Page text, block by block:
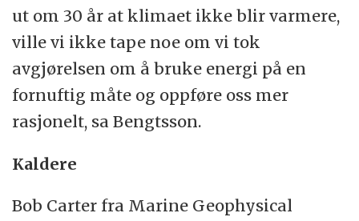
ut om 30 år at klimaet ikke blir varmere,
ville vi ikke tape noe om vi tok
avgjørelsen om å bruke energi på en
fornuftig måte og oppføre oss mer
rasjonelt, sa Bengtsson.
Kaldere
Bob Carter fra Marine Geophysical